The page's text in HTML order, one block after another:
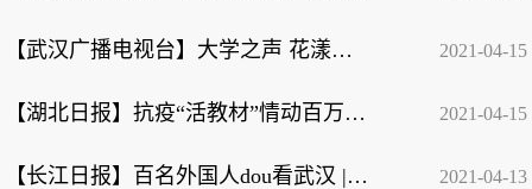
【武汉广播电视台】大学之声 花漾春日校园 2021-04-15
【湖北日报】抗疫“活教材”情动百万大学生——湖北高校创新讲好思政大课 2021-04-15
【长江日报】百名外国人dou看武汉 | 加纳小伙Jay：‘武汉胜则湖北胜，湖北胜则全国... 2021-04-13